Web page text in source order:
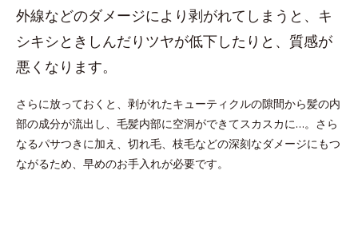
外線などのダメージにより剥がれてしまうと、キ
シキシときしんだりツヤが低下したりと、質感が
悪くなります。
さらに放っておくと、剥がれたキューティクルの隙間から髪の内
部の成分が流出し、毛髪内部に空洞ができてスカスカに…。さら
なるパサつきに加え、切れ毛、枝毛などの深刻なダメージにもつ
ながるため、早めのお手入れが必要です。